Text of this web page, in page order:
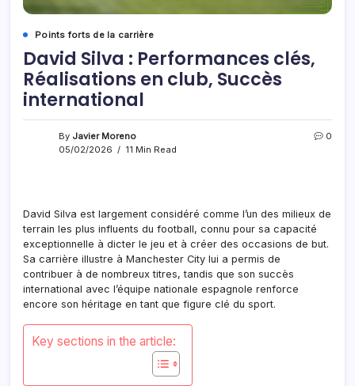
Points forts de la carrière
David Silva : Performances clés,
Réalisations en club, Succès
international
By Javier Moreno
05/02/2026
11 Min Read
0
David Silva est largement considéré comme l’un des milieux de
terrain les plus influents du football, connu pour sa capacité
exceptionnelle à dicter le jeu et à créer des occasions de but.
Sa carrière illustre à Manchester City lui a permis de
contribuer à de nombreux titres, tandis que son succès
international avec l’équipe nationale espagnole renforce
encore son héritage en tant que figure clé du sport.
Key sections in the article: